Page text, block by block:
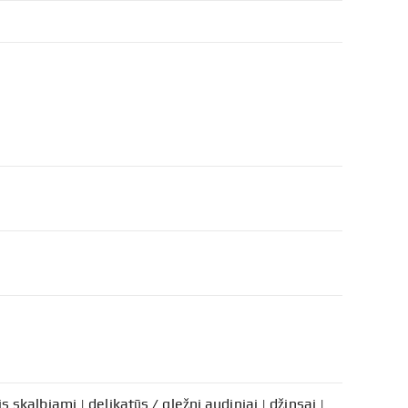
skalbiami | delikatūs / gležni audiniai | džinsai |